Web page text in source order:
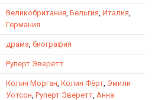
Великобритания, Бельгия, Италия,
Германия
драма, биография
Руперт Эверетт
Колин Морган, Колин Фёрт, Эмили
Уотсон, Руперт Эверетт, Анна